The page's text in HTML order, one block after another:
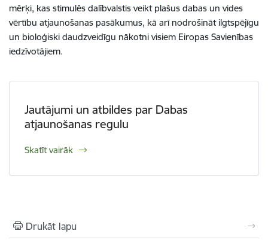
mērķi, kas stimulēs dalībvalstis veikt plašus dabas un vides
vērtību atjaunošanas pasākumus, kā arī nodrošināt ilgtspējīgu
un bioloģiski daudzveidīgu nākotni visiem Eiropas Savienības
iedzīvotājiem.
Jautājumi un atbildes par Dabas
atjaunošanas regulu
Skatīt vairāk
Drukāt lapu